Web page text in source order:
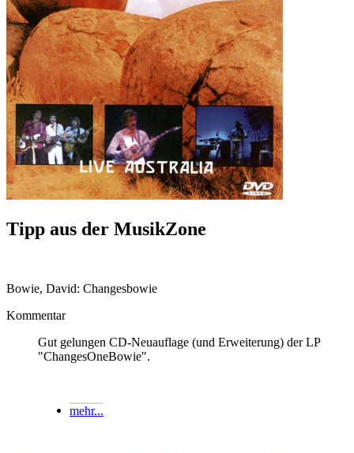
Tipp aus der MusikZone
Bowie, David: Changesbowie
Kommentar
Gut gelungen CD-Neuauflage (und Erweiterung) der LP
"ChangesOneBowie".
mehr...